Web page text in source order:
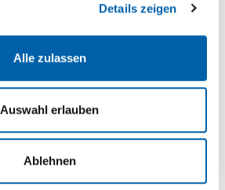
Details zeigen
Alle zulassen
Auswahl erlauben
Ablehnen